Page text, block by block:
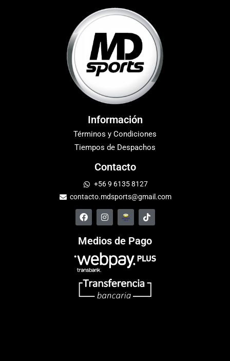
Información
Términos y Condiciones
Tiempos de Despachos
Contacto
+56 9 6135 8127
contacto.mdsports@gmail.com
Medios de Pago